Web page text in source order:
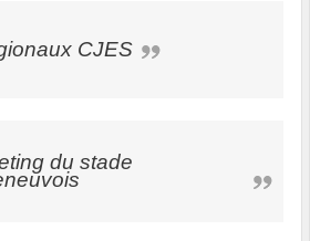
CJES